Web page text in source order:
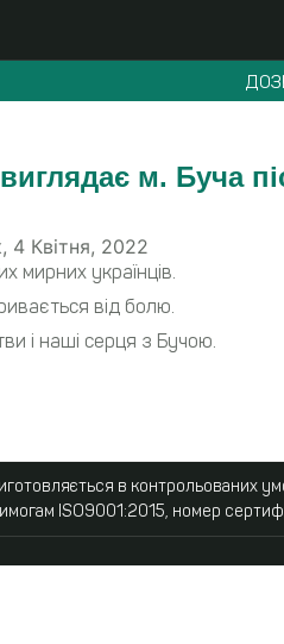
м. Буча
4 Квітня, 2022
мирних українців.
від болю.
і наші серця з Бучою.
в контрольованих
ISO9001:2015, номер